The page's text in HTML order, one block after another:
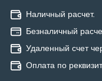
Наличный расчет.
Безналичный
Удаленный счет
Оплата по